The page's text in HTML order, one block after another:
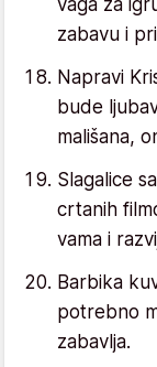
zabavu i
Napravi
bude
mališana,
Slagalice
crtanih
vama i
Barbika
potrebno
zabavlja.